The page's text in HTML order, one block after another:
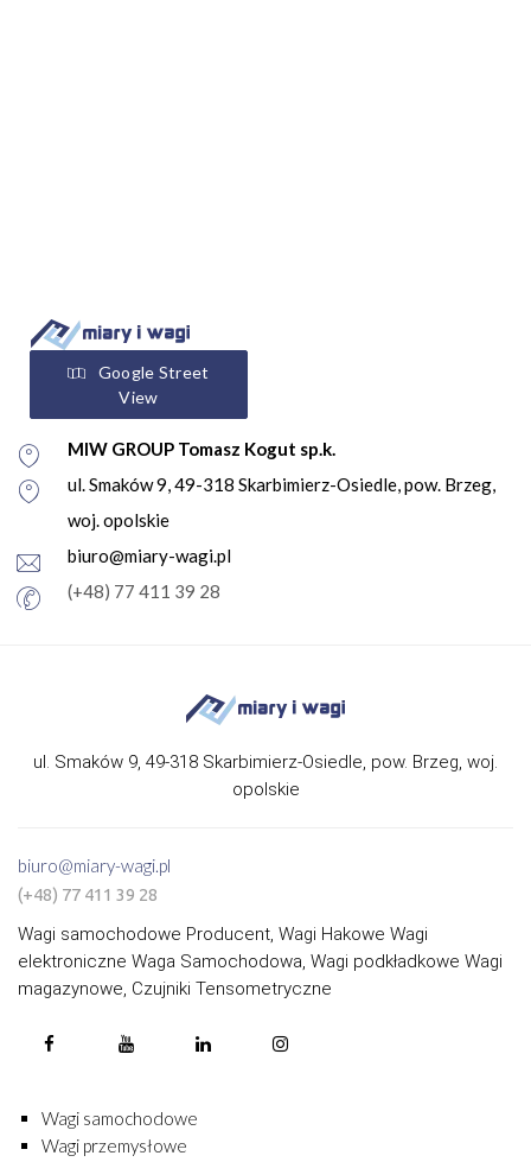
Google Street
View
MIW GROUP Tomasz Kogut sp.k.
ul. Smaków 9, 49-318 Skarbimierz-Osiedle, pow. Brzeg,
woj. opolskie
biuro@miary-wagi.pl
(+48) 77 411 39 28
ul. Smaków 9, 49-318 Skarbimierz-Osiedle, pow. Brzeg, woj.
opolskie
biuro@miary-wagi.pl
(+48) 77 411 39 28
Wagi samochodowe Producent, Wagi Hakowe Wagi
elektroniczne Waga Samochodowa, Wagi podkładkowe Wagi
magazynowe, Czujniki Tensometryczne
Wagi samochodowe
Wagi przemysłowe